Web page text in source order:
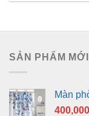
SẢN PHẨM MỚI
Màn
400,000